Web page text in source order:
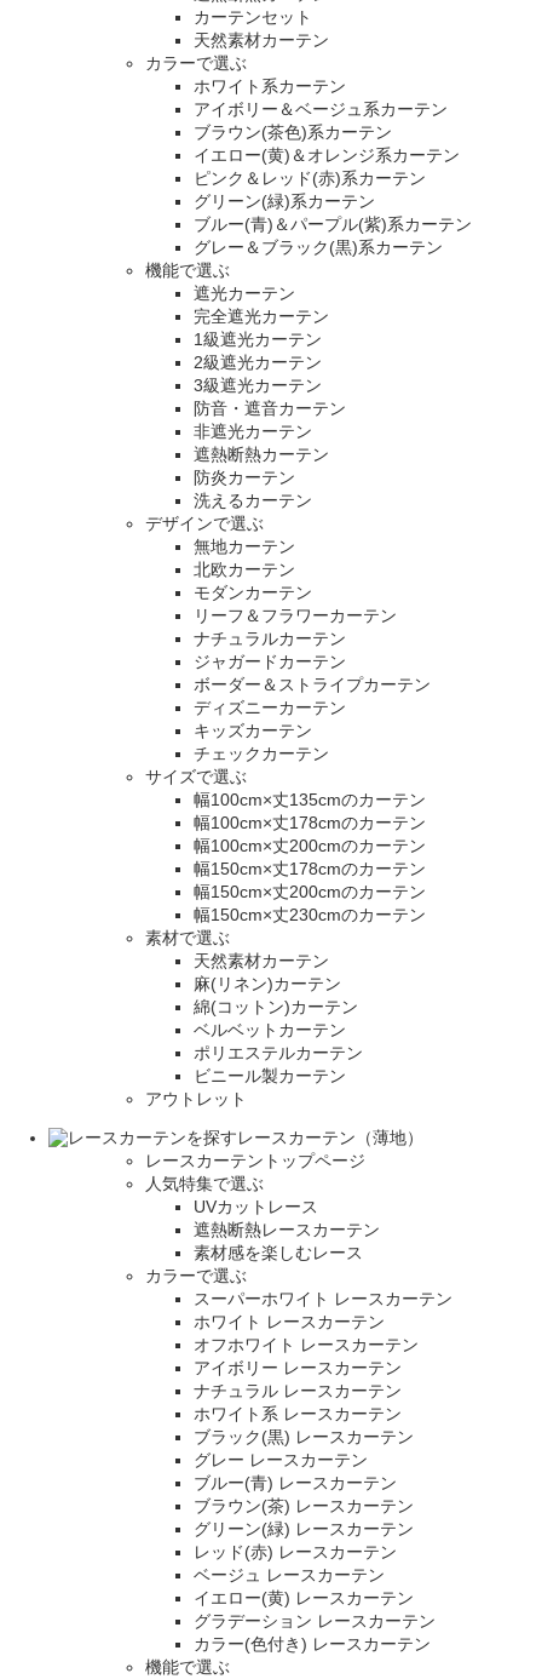
カーテンセット
天然素材カーテン
カラーで選ぶ
ホワイト系カーテン
アイボリー＆ベージュ系カーテン
ブラウン(茶色)系カーテン
イエロー(黄)＆オレンジ系カーテン
ピンク＆レッド(赤)系カーテン
グリーン(緑)系カーテン
ブルー(青)＆パープル(紫)系カーテン
グレー＆ブラック(黒)系カーテン
機能で選ぶ
遮光カーテン
完全遮光カーテン
1級遮光カーテン
2級遮光カーテン
3級遮光カーテン
防音・遮音カーテン
非遮光カーテン
遮熱断熱カーテン
防炎カーテン
洗えるカーテン
デザインで選ぶ
無地カーテン
北欧カーテン
モダンカーテン
リーフ＆フラワーカーテン
ナチュラルカーテン
ジャガードカーテン
ボーダー＆ストライプカーテン
ディズニーカーテン
キッズカーテン
チェックカーテン
サイズで選ぶ
幅100cm×丈135cmのカーテン
幅100cm×丈178cmのカーテン
幅100cm×丈200cmのカーテン
幅150cm×丈178cmのカーテン
幅150cm×丈200cmのカーテン
幅150cm×丈230cmのカーテン
素材で選ぶ
天然素材カーテン
麻(リネン)カーテン
綿(コットン)カーテン
ベルベットカーテン
ポリエステルカーテン
ビニール製カーテン
アウトレット
レースカーテン（薄地）
レースカーテントップページ
人気特集で選ぶ
UVカットレース
遮熱断熱レースカーテン
素材感を楽しむレース
カラーで選ぶ
スーパーホワイト レースカーテン
ホワイト レースカーテン
オフホワイト レースカーテン
アイボリー レースカーテン
ナチュラル レースカーテン
ホワイト系 レースカーテン
ブラック(黒) レースカーテン
グレー レースカーテン
ブルー(青) レースカーテン
ブラウン(茶) レースカーテン
グリーン(緑) レースカーテン
レッド(赤) レースカーテン
ベージュ レースカーテン
イエロー(黄) レースカーテン
グラデーション レースカーテン
カラー(色付き) レースカーテン
機能で選ぶ